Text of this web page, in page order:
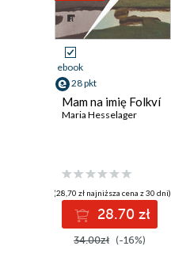
ebook
28 pkt
Mam na imię Folkví
Maria Hesselager
(28,70 zł najniższa cena z 30 dni)
28.70 zł
34.00zł (-16%)